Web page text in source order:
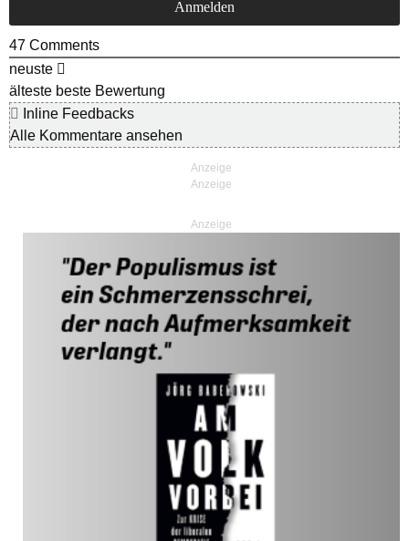
47 Comments
neuste
älteste beste Bewertung
Inline Feedbacks
Alle Kommentare ansehen
Anzeige